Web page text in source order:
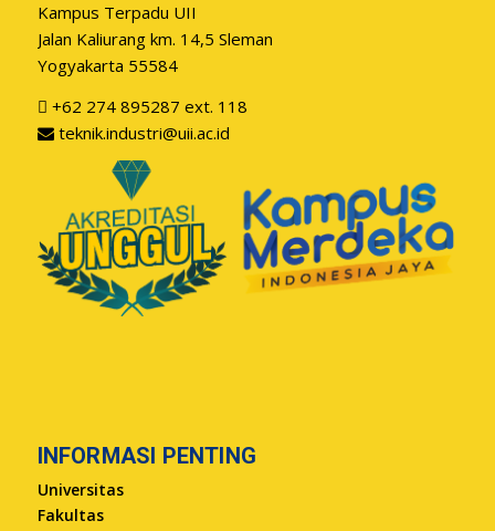
Kampus Terpadu UII
Jalan Kaliurang km. 14,5 Sleman
Yogyakarta 55584
+62 274 895287 ext. 118
teknik.industri@uii.ac.id
INFORMASI PENTING
Universitas
Fakultas